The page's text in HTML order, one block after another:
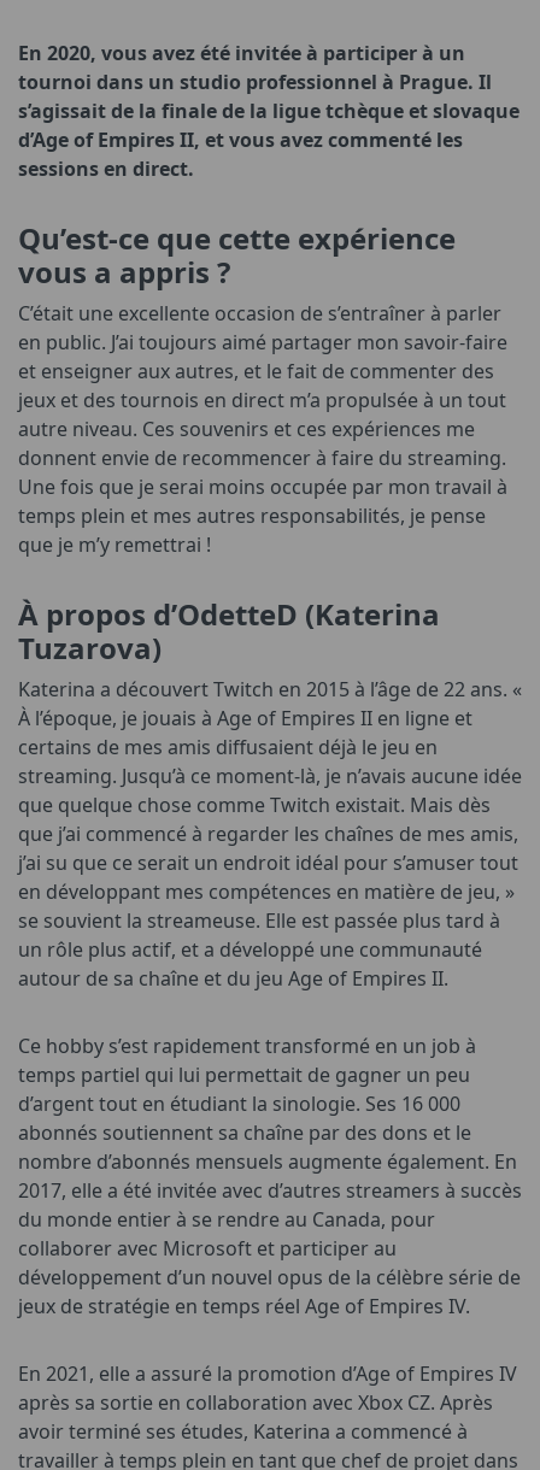
En 2020, vous avez été invitée à participer à un
tournoi dans un studio professionnel à Prague. Il
s’agissait de la finale de la ligue tchèque et slovaque
d’Age of Empires II, et vous avez commenté les
sessions en direct.
Qu’est-ce que cette expérience
vous a appris ?
C’était une excellente occasion de s’entraîner à parler
en public. J’ai toujours aimé partager mon savoir-faire
et enseigner aux autres, et le fait de commenter des
jeux et des tournois en direct m’a propulsée à un tout
autre niveau. Ces souvenirs et ces expériences me
donnent envie de recommencer à faire du streaming.
Une fois que je serai moins occupée par mon travail à
temps plein et mes autres responsabilités, je pense
que je m’y remettrai !
À propos d’OdetteD (Katerina
Tuzarova)
Katerina a découvert Twitch en 2015 à l’âge de 22 ans. «
À l’époque, je jouais à Age of Empires II en ligne et
certains de mes amis diffusaient déjà le jeu en
streaming. Jusqu’à ce moment-là, je n’avais aucune idée
que quelque chose comme Twitch existait. Mais dès
que j’ai commencé à regarder les chaînes de mes amis,
j’ai su que ce serait un endroit idéal pour s’amuser tout
en développant mes compétences en matière de jeu, »
se souvient la streameuse. Elle est passée plus tard à
un rôle plus actif, et a développé une communauté
autour de sa chaîne et du jeu Age of Empires II.
Ce hobby s’est rapidement transformé en un job à
temps partiel qui lui permettait de gagner un peu
d’argent tout en étudiant la sinologie. Ses 16 000
abonnés soutiennent sa chaîne par des dons et le
nombre d’abonnés mensuels augmente également. En
2017, elle a été invitée avec d’autres streamers à succès
du monde entier à se rendre au Canada, pour
collaborer avec Microsoft et participer au
développement d’un nouvel opus de la célèbre série de
jeux de stratégie en temps réel Age of Empires IV.
En 2021, elle a assuré la promotion d’Age of Empires IV
après sa sortie en collaboration avec Xbox CZ. Après
avoir terminé ses études, Katerina a commencé à
travailler à temps plein en tant que chef de projet dans